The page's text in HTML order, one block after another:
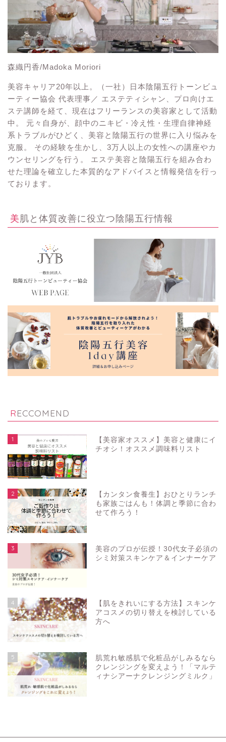
森織円香/Madoka Moriori
美容キャリア20年以上。（一社）日本陰陽五行トーンビュ
ーティー協会 代表理事／ エステティシャン、プロ向けエ
ステ講師を経て、現在はフリーランスの美容家として活動
中。 元々自身が、顔中のニキビ・冷え性・生理自律神経
系トラブルがひどく、美容と陰陽五行の世界に入り悩みを
克服。 その経験を生かし、3万人以上の女性への講座やカ
ウンセリングを行う。 エステ美容と陰陽五行を組み合わ
せた理論を確立した本質的なアドバイスと情報発信を行っ
ております。
美肌と体質改善に役立つ陰陽五行情報
RECCOMEND
1
【美容家オススメ】美容と健康にイ
チオシ！オススメ調味料リスト
2
【カンタン食養生】おひとりランチ
も家族ごはんも！体調と季節に合わ
せて作ろう！
3
美容のプロが伝授！30代女子必須の
シミ対策スキンケア＆インナーケア
4
【肌をきれいにする方法】スキンケ
アコスメの切り替えを検討している
方へ
5
肌荒れ敏感肌で化粧品がしみるなら
クレンジングを変えよう！「マルテ
ィナシアーナクレンジングミルク」